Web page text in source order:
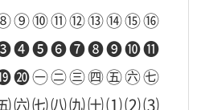
㊁㊂㊃㊄㊅㊆
㈥㈦㈧㈨㈩⑴⑵⑶